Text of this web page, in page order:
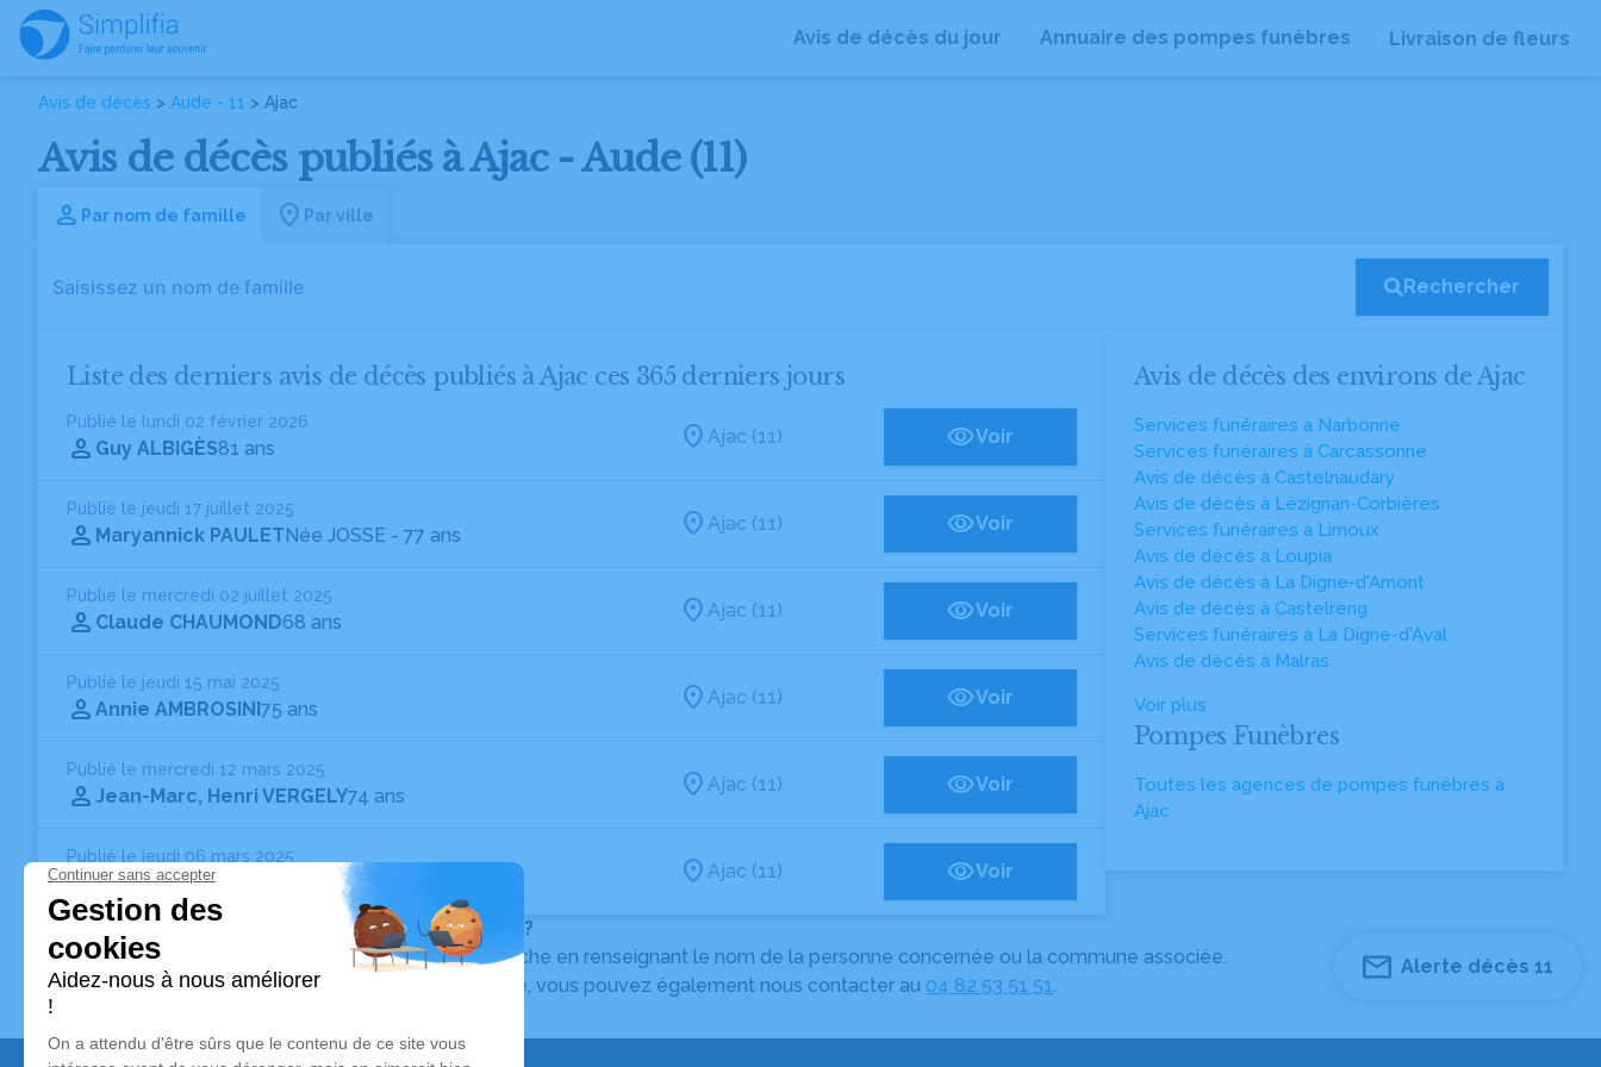
Avis de décès du jour Annuaire des pompes funèbres Livraison de fleurs
Avis de décès > Aude - 11 > Ajac
Avis de décès publiés à Ajac - Aude (11)
Par nom de famille Par ville
Rechercher
Liste des derniers avis de décès publiés à Ajac ces 365 derniers jours
Publié le lundi 02 février 2026
Guy ALBIGÈS81 ans
Ajac (11) Voir
Publié le jeudi 17 juillet 2025
Maryannick PAULETNée JOSSE - 77 ans
Ajac (11) Voir
Publié le mercredi 02 juillet 2025
Claude CHAUMOND68 ans
Ajac (11) Voir
Publié le jeudi 15 mai 2025
Annie AMBROSINI75 ans
Ajac (11) Voir
Publié le mercredi 12 mars 2025
Jean-Marc, Henri VERGELY74 ans
Ajac (11) Voir
Publié le jeudi 06 mars 2025
Jean-Marc VERGELY 74 ans
Ajac (11) Voir
Avis de décès des environs de Ajac
Services funéraires à Narbonne
Services funéraires à Carcassonne
Avis de décès à Castelnaudary
Avis de décès à Lézignan-Corbières
Services funéraires à Limoux
Avis de décès à Loupia
Avis de décès à La Digne-d'Amont
Avis de décès à Castelreng
Services funéraires à La Digne-d'Aval
Avis de décès à Malras
Voir plus
Pompes Funèbres
Toutes les agences de pompes funèbres à
Ajac
Vous ne trouvez pas l’avis de décès recherché ?
Pour affiner votre recherche, utilisez la barre de recherche en renseignant le nom de la personne concernée ou la commune associée.
Pour toute question relative au fonctionnement du site, vous pouvez également nous contacter au 04 82 53 51 51.
Alerte décès 11